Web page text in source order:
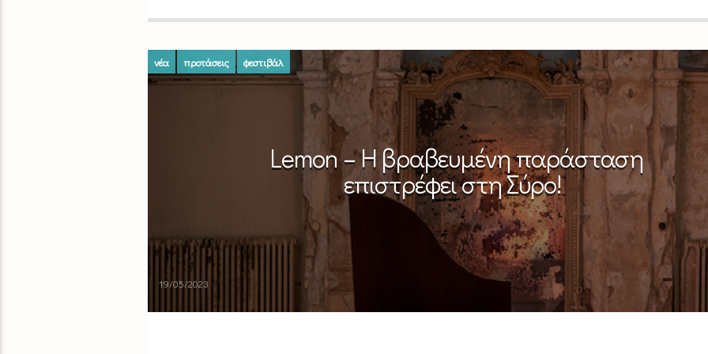
νέα προτάσεις φεστιβάλ
Lemon – Η βραβευμένη παράσταση
επιστρέφει στη Σύρο!
19/05/2023